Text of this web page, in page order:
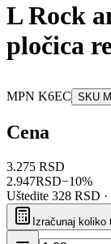
L Rock
pločica
MPN K6EC SKU
Cena
3.275 RSD
2.947RSD−10%
Uštedite 328 RSD
Izračunaj koliko